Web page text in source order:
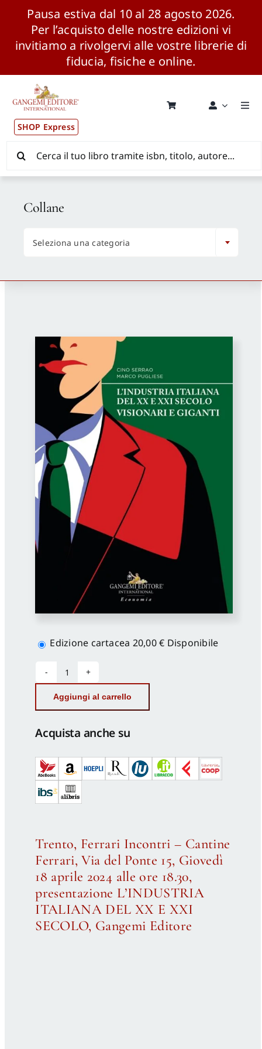
Pausa estiva dal 10 al 28 agosto 2026.
Per l’acquisto delle nostre edizioni vi
invitiamo a rivolgervi alle vostre librerie di
fiducia, fisiche e online.
contenuto
SHOP Express
Pubblicazioni
News ed Eventi
Distribuzione Wolrdwide
CONSIP / MEPA / ANVUR / CINECA
Proposte di pubblicazione
Gangemi Editore
Newsletter
per:
la
Edizione cartacea 20,00 € Disponibile
L’industria
del
XX
e
XXI
quantità
Aggiungi al carrello
Acquista anche su
Trento, Ferrari Incontri – Cantine
Ferrari, Via del Ponte 15, Giovedì
18 aprile 2024 alle ore 18.30,
presentazione L’INDUSTRIA
ITALIANA DEL XX E XXI
SECOLO, Gangemi Editore
Collane
Seleziona una categoria